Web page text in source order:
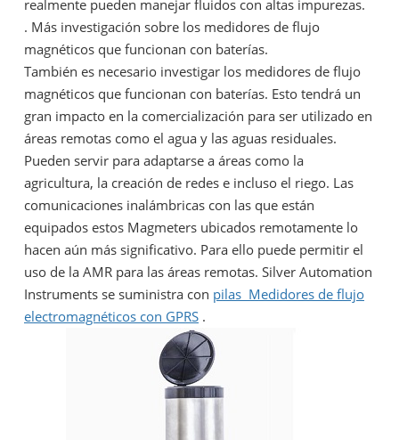
realmente pueden manejar fluidos con altas impurezas.
. Más investigación sobre los medidores de flujo
magnéticos que funcionan con baterías.
También es necesario investigar los medidores de flujo
magnéticos que funcionan con baterías. Esto tendrá un
gran impacto en la comercialización para ser utilizado en
áreas remotas como el agua y las aguas residuales.
Pueden servir para adaptarse a áreas como la
agricultura, la creación de redes e incluso el riego. Las
comunicaciones inalámbricas con las que están
equipados estos Magmeters ubicados remotamente lo
hacen aún más significativo. Para ello puede permitir el
uso de la AMR para las áreas remotas. Silver Automation
Instruments se suministra con pilas Medidores de flujo
electromagnéticos con GPRS .